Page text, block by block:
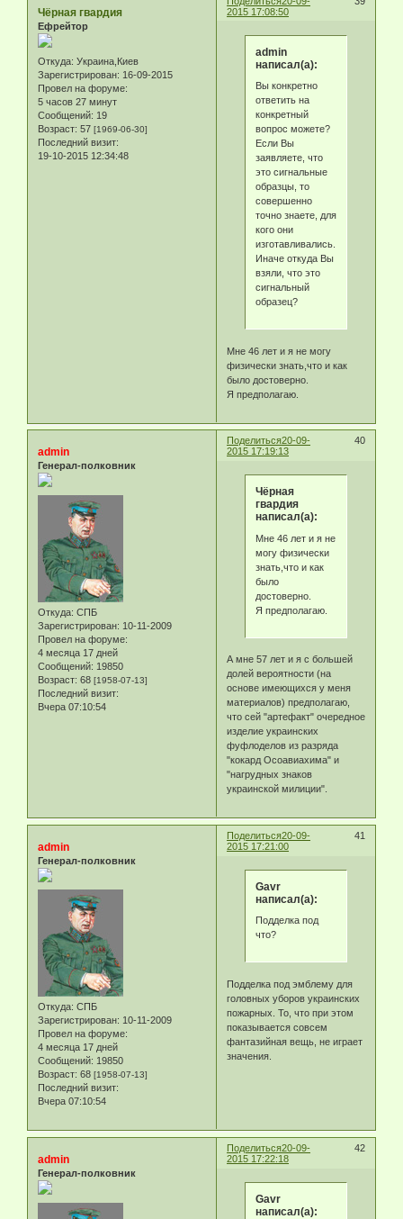
2015 17:08:50
Чёрная гвардия
Ефрейтор
Откуда: Украина,Киев
Зарегистрирован: 16-09-2015
Провел на форуме:
5 часов 27 минут
Сообщений: 19
Возраст: 57 [1969-06-30]
Последний визит:
19-10-2015 12:34:48
admin
написал(а):
Вы конкретно
ответить на
конкретный
вопрос можете?
Если Вы
заявляете, что
это сигнальные
образцы, то
совершенно
точно знаете, для
кого они
изготавливались.
Иначе откуда Вы
взяли, что это
сигнальный
образец?
Мне 46 лет и я не могу
физически знать,что и как
было достоверно.
Я предполагаю.
Поделиться 40
20-09-
2015 17:19:13
admin
Генерал-полковник
Откуда: СПБ
Зарегистрирован: 10-11-2009
Провел на форуме:
4 месяца 17 дней
Сообщений: 19850
Возраст: 68 [1958-07-13]
Последний визит:
Вчера 07:10:54
Чёрная
гвардия
написал(а):
Мне 46 лет и я не
могу физически
знать,что и как
было
достоверно.
Я предполагаю.
А мне 57 лет и я с большей
долей вероятности (на
основе имеющихся у меня
материалов) предполагаю,
что сей "артефакт" очередное
изделие украинских
фуфлоделов из разряда
"кокард Осоавиахима" и
"нагрудных знаков
украинской милиции".
Поделиться 41
20-09-
2015 17:21:00
admin
Генерал-полковник
Откуда: СПБ
Зарегистрирован: 10-11-2009
Провел на форуме:
4 месяца 17 дней
Сообщений: 19850
Возраст: 68 [1958-07-13]
Последний визит:
Вчера 07:10:54
Gavr
написал(а):
Подделка под
что?
Подделка под эмблему для
головных уборов украинских
пожарных. То, что при этом
показывается совсем
фантазийная вещь, не играет
значения.
Поделиться 42
20-09-
2015 17:22:18
admin
Генерал-полковник
Gavr
написал(а):